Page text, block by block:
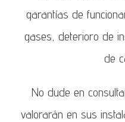
garantías de
gases, deterioro de
de
No dude en
valorarán en sus